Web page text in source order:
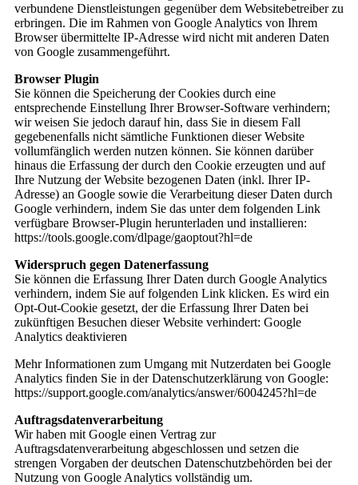
verbundene Dienstleistungen gegenüber dem Websitebetreiber zu
erbringen. Die im Rahmen von Google Analytics von Ihrem
Browser übermittelte IP-Adresse wird nicht mit anderen Daten
von Google zusammengeführt.
Browser Plugin
Sie können die Speicherung der Cookies durch eine
entsprechende Einstellung Ihrer Browser-Software verhindern;
wir weisen Sie jedoch darauf hin, dass Sie in diesem Fall
gegebenenfalls nicht sämtliche Funktionen dieser Website
vollumfänglich werden nutzen können. Sie können darüber
hinaus die Erfassung der durch den Cookie erzeugten und auf
Ihre Nutzung der Website bezogenen Daten (inkl. Ihrer IP-
Adresse) an Google sowie die Verarbeitung dieser Daten durch
Google verhindern, indem Sie das unter dem folgenden Link
verfügbare Browser-Plugin herunterladen und installieren:
https://tools.google.com/dlpage/gaoptout?hl=de
Widerspruch gegen Datenerfassung
Sie können die Erfassung Ihrer Daten durch Google Analytics
verhindern, indem Sie auf folgenden Link klicken. Es wird ein
Opt-Out-Cookie gesetzt, der die Erfassung Ihrer Daten bei
zukünftigen Besuchen dieser Website verhindert: Google
Analytics deaktivieren
Mehr Informationen zum Umgang mit Nutzerdaten bei Google
Analytics finden Sie in der Datenschutzerklärung von Google:
https://support.google.com/analytics/answer/6004245?hl=de
Auftragsdatenverarbeitung
Wir haben mit Google einen Vertrag zur
Auftragsdatenverarbeitung abgeschlossen und setzen die
strengen Vorgaben der deutschen Datenschutzbehörden bei der
Nutzung von Google Analytics vollständig um.